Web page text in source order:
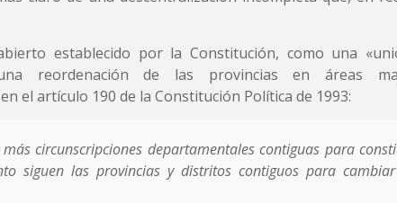
establecido por la Constitución, como una
reordenación de las provincias en áreas
el artículo 190 de la Constitución Política de 1993:
circunscripciones departamentales contiguas para
siguen las provincias y distritos contiguos para